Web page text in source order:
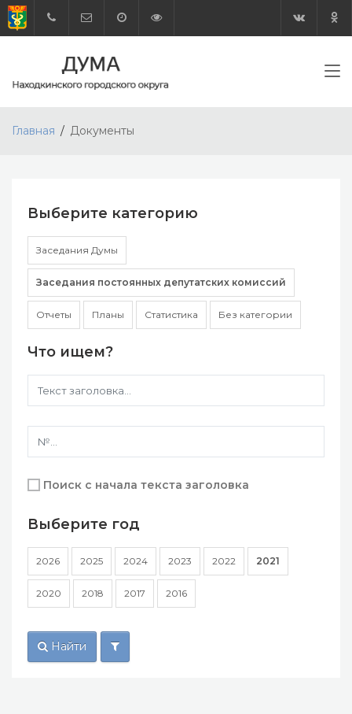
Главная Документы
Выберите категорию
Заседания Думы
Заседания постоянных депутатских комиссий
Отчеты Планы Статистика Без категории
Что ищем?
Поиск с начала текста заголовка
Выберите год
2026 2025 2024 2023 2022 2021
2020 2018 2017 2016
Найти